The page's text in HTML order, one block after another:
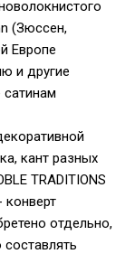
(Зюссен,
Европе
и другие
кант разных
TRADITIONS
конверт
отдельно,